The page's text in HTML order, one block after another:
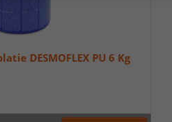
DESMOFLEX PU 6 Kg